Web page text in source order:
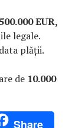
500.000 EUR,
legale.
plății.
de 10.000
Share